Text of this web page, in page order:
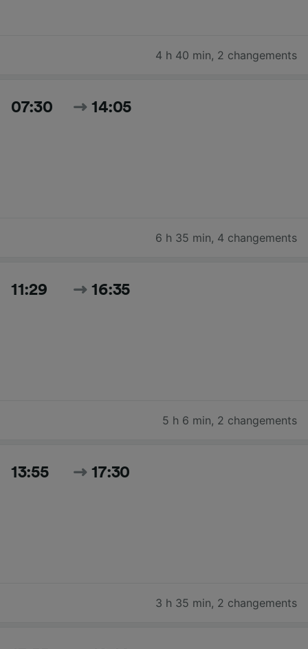
4 h 40 min, 2 changements
07:30 14:05
6 h 35 min, 4 changements
11:29 16:35
5 h 6 min, 2 changements
13:55 17:30
3 h 35 min, 2 changements